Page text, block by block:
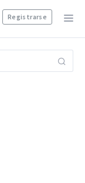
Registrarse